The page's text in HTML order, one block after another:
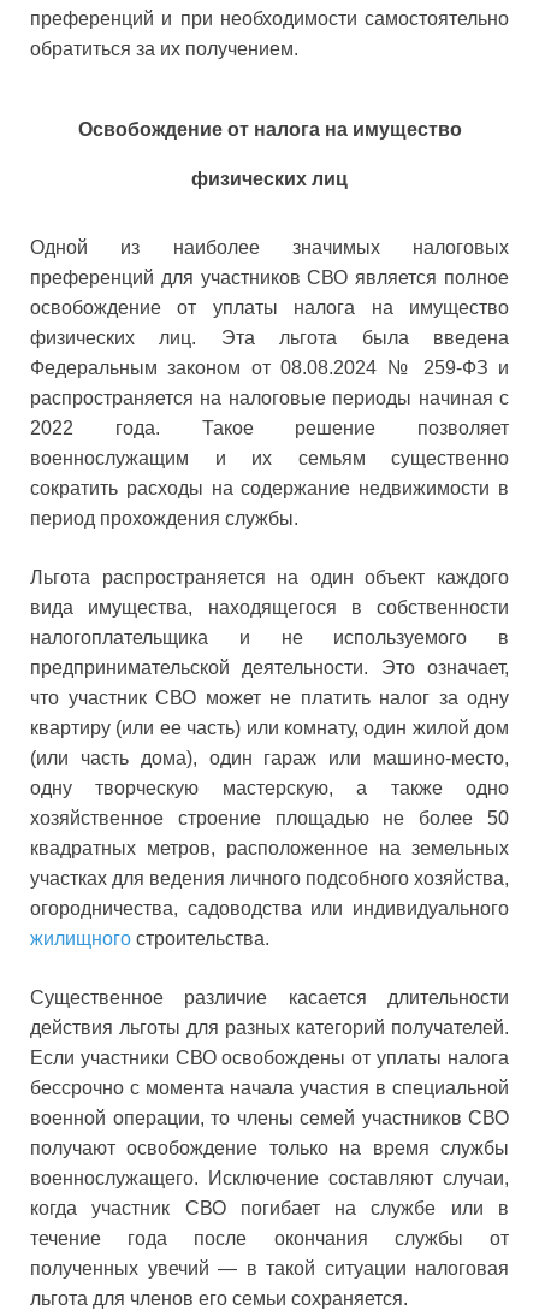
преференций и при необходимости самостоятельно
обратиться за их получением.
Освобождение от налога на имущество
физических лиц
Одной из наиболее значимых налоговых
преференций для участников СВО является полное
освобождение от уплаты налога на имущество
физических лиц. Эта льгота была введена
Федеральным законом от 08.08.2024 № 259-ФЗ и
распространяется на налоговые периоды начиная с
2022 года. Такое решение позволяет
военнослужащим и их семьям существенно
сократить расходы на содержание недвижимости в
период прохождения службы.
Льгота распространяется на один объект каждого
вида имущества, находящегося в собственности
налогоплательщика и не используемого в
предпринимательской деятельности. Это означает,
что участник СВО может не платить налог за одну
квартиру (или ее часть) или комнату, один жилой дом
(или часть дома), один гараж или машино-место,
одну творческую мастерскую, а также одно
хозяйственное строение площадью не более 50
квадратных метров, расположенное на земельных
участках для ведения личного подсобного хозяйства,
огородничества, садоводства или индивидуального
жилищного строительства.
Существенное различие касается длительности
действия льготы для разных категорий получателей.
Если участники СВО освобождены от уплаты налога
бессрочно с момента начала участия в специальной
военной операции, то члены семей участников СВО
получают освобождение только на время службы
военнослужащего. Исключение составляют случаи,
когда участник СВО погибает на службе или в
течение года после окончания службы от
полученных увечий — в такой ситуации налоговая
льгота для членов его семьи сохраняется.